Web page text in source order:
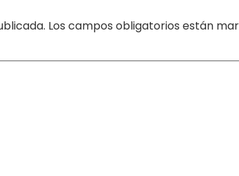
Los campos obligatorios están